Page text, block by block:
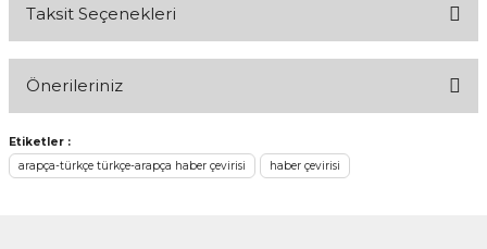
Taksit Seçenekleri
Önerileriniz
Bu ürünün fiyat bilgisi, resim, ürün açıklamalarında ve diğer
konularda yetersiz gördüğünüz noktaları öneri formunu
kullanarak tarafımıza iletebilirsiniz.
Etiketler :
arapça-türkçe türkçe-arapça haber çevirisi
haber çevirisi